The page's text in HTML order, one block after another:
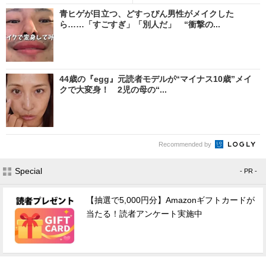
青ヒゲが目立つ、どすっぴん男性がメイクした
ら……「すごすぎ」「別人だ」 “衝撃の...
44歳の『egg』元読者モデルが“マイナス10歳”メイ
クで大変身！ 2児の母の“...
Recommended by
Special - PR -
【抽選で5,000円分】Amazonギフトカードが
当たる！読者アンケート実施中